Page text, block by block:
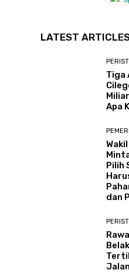
LATEST
Tiga
Apa
Pilih
dan